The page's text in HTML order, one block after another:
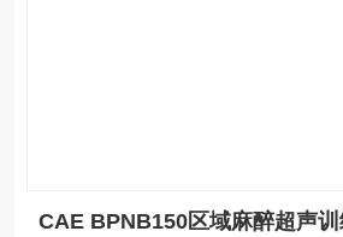
CAE BPNB150区域麻醉超声